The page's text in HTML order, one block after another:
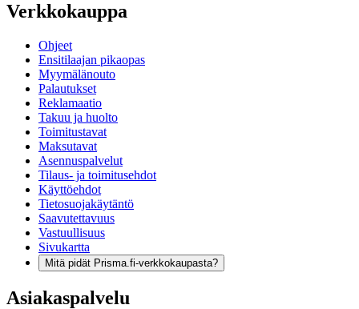
Verkkokauppa
Ohjeet
Ensitilaajan pikaopas
Myymälänouto
Palautukset
Reklamaatio
Takuu ja huolto
Toimitustavat
Maksutavat
Asennuspalvelut
Tilaus- ja toimitusehdot
Käyttöehdot
Tietosuojakäytäntö
Saavutettavuus
Vastuullisuus
Sivukartta
Mitä pidät Prisma.fi-verkkokaupasta?
Asiakaspalvelu